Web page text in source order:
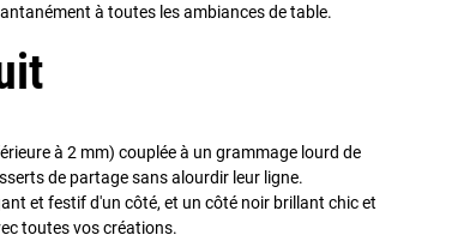
à toutes les ambiances de table.
à 2 mm) couplée à un grammage lourd de
de partage sans alourdir leur ligne.
et festif d'un côté, et un côté noir brillant chic et
toutes vos créations.